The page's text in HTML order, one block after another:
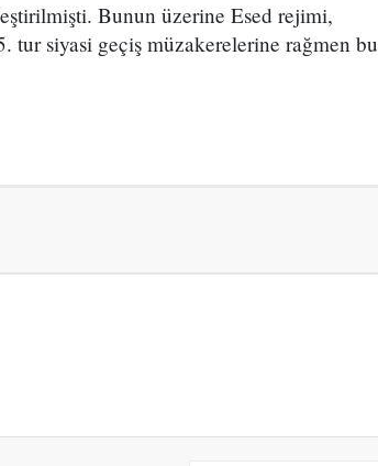
Bunun üzerine Esed rejimi,
siyasi geçiş müzakerelerine rağmen bu